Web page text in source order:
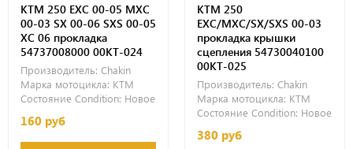
KTM 250 EXC 00-05 MXC
00-03 SX 00-06 SXS 00-05
XC 06 прокладка
54737008000 00KT-024
Производитель: Chakin
Марка мотоцикла: KTM
Состояние Condition: Новое
160 руб
KTM 250
EXC/MXC/SX/SXS 00-03
прокладка крышки
сцепления 54730040100
00KT-025
Производитель: Chakin
Марка мотоцикла: KTM
Состояние Condition: Новое
380 руб